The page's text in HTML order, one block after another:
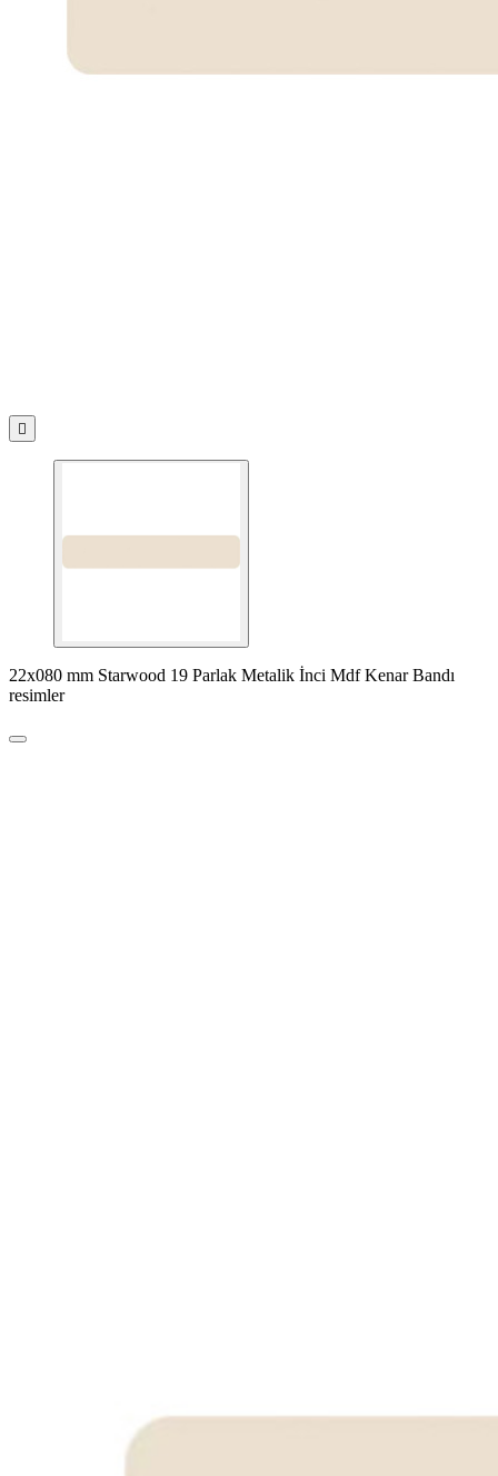

22x080 mm Starwood 19 Parlak Metalik İnci Mdf Kenar Bandı
resimler